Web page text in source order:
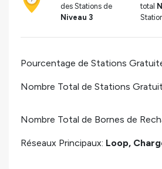
des Stations de
Niveau 3
total
Pourcentage de Stations
Nombre Total de Stations
Nombre Total de Bornes de
Réseaux Principaux: Loop,